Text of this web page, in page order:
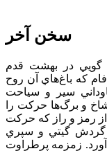
سخن آخر
گويي در بهشت قدم
كه باغ‌هاي آن روح
سير و سياحت
و برگ‌ها حركت را
رمز و راز كه حركت
گيتي و سپري
زمزمه پرطراوت